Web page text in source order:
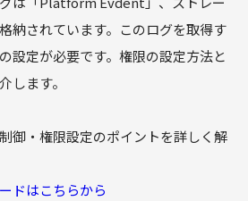
納されています。このログを取得す
設定が必要です。権限の設定方法と
します。
御・権限設定のポイントを詳しく解
ドはこちらから